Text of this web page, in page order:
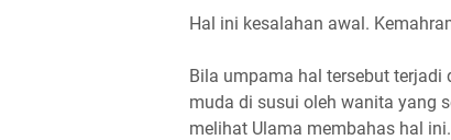
Hal ini kesalahan awal.
Bila umpama hal tersebut terjadi
muda di susui oleh wanita yang
melihat Ulama membahas hal ini.